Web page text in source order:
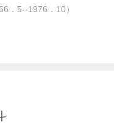
．5--1976．10）